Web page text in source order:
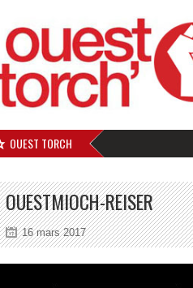
OUEST TORCH
OUESTMIOCH-REISER
16 mars 2017